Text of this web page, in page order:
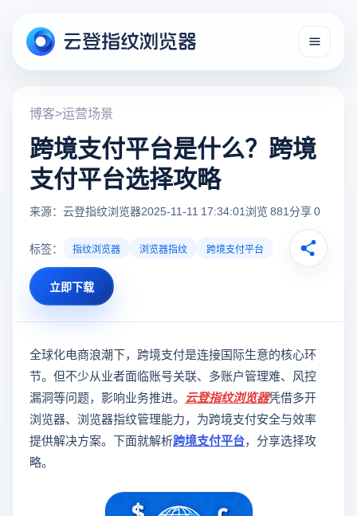
博客>运营场景
跨境支付平台是什么？跨境
支付平台选择攻略
来源：云登指纹浏览器2025-11-11 17:34:01浏览 881分享 0
标签： 指纹浏览器 浏览器指纹 跨境支付平台
立即下载
全球化电商浪潮下，跨境支付是连接国际生意的核心环
节。但不少从业者面临账号关联、多账户管理难、风控
漏洞等问题，影响业务推进。 云登指纹浏览器凭借多开
浏览器、浏览器指纹管理能力，为跨境支付安全与效率
提供解决方案。下面就解析跨境支付平台，分享选择攻
略。